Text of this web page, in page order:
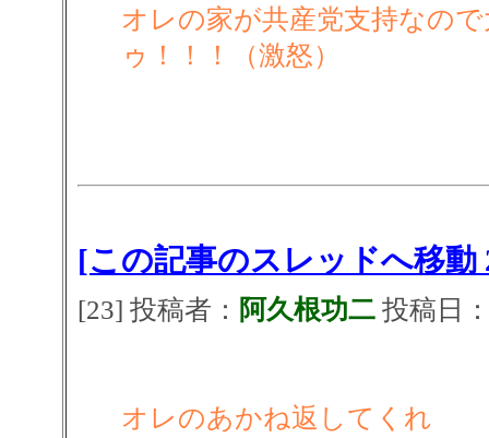
オレの家が共産党支持なの
ゥ！！！（激怒）
[この記事のスレッドへ移動
[23] 投稿者： 阿久根功二投稿日
オレのあかね返してくれ